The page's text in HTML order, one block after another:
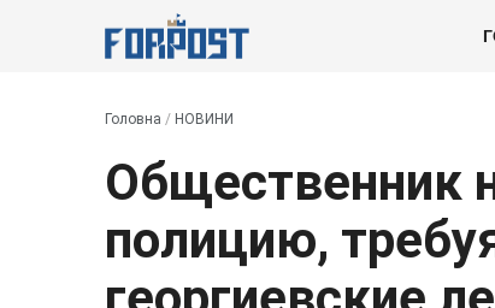
Головна / НОВИНИ
Общественник
полицию,